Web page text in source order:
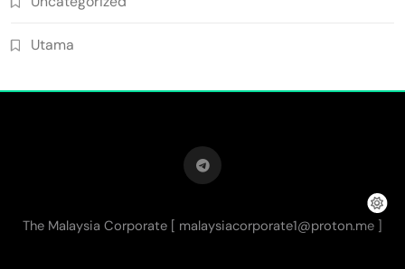
Utama
The Malaysia Corporate [ malaysiacorporate1@proton.me ]